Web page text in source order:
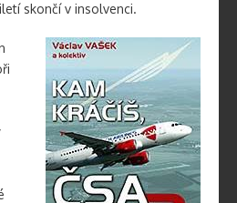
skončí v insolvenci.